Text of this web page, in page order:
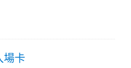
場卡